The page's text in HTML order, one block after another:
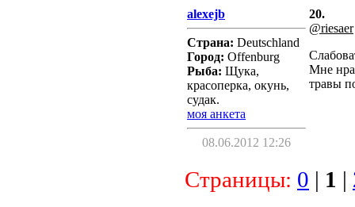
alexejb
Страна: Deutschland
Город: Offenburg
Рыба: Щука,
красоперка, окунь,
судак.
моя анкета
08.06.2012 12:26
20.
@riesaer
Мне
травы
Страницы: 0 | 1 |